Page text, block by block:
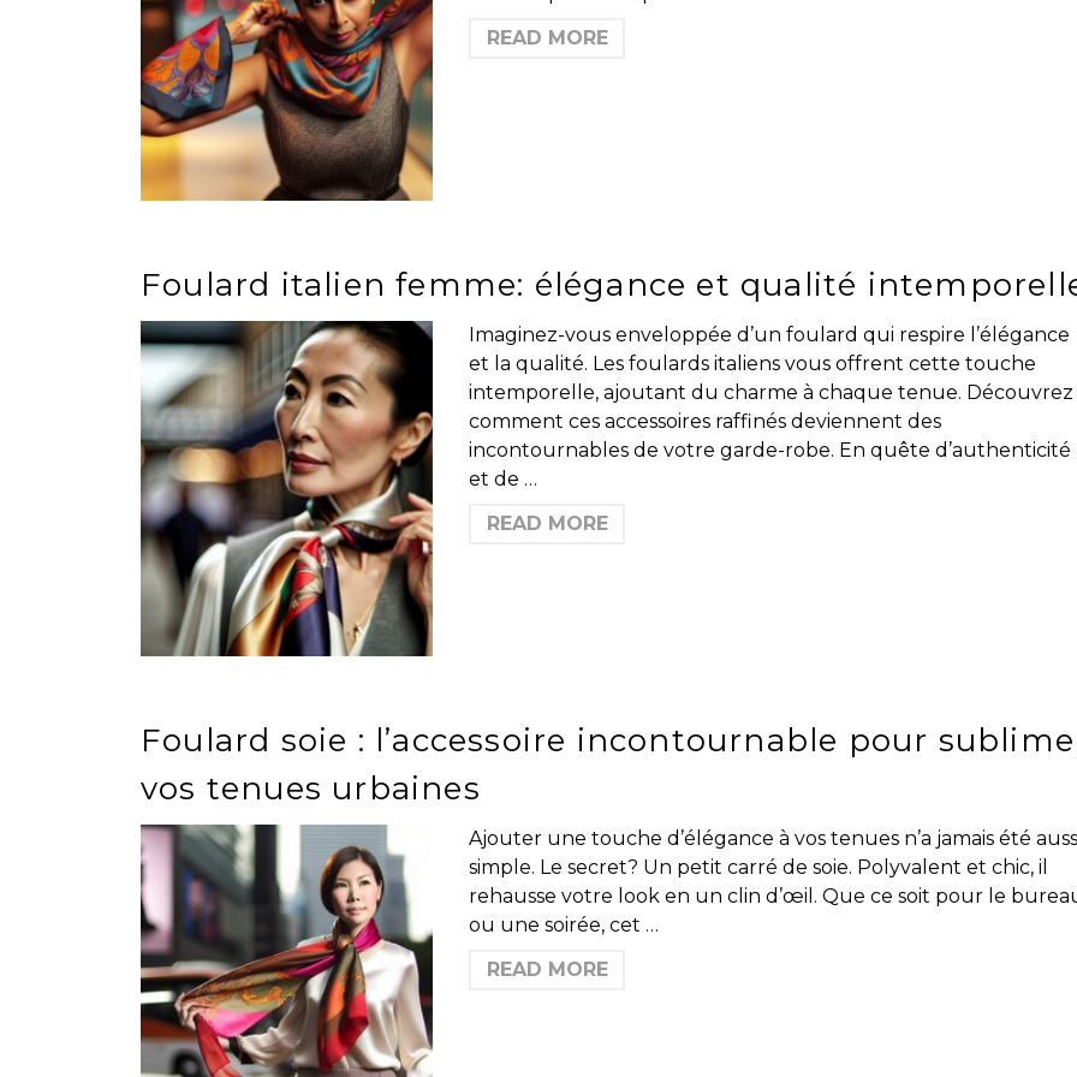
READ MORE
Foulard italien femme: élégance et qualité
Imaginez-vous enveloppée d’un foulard qui respire l’élégance
et la qualité. Les foulards italiens vous offrent cette touche
intemporelle, ajoutant du charme à chaque tenue. Découvrez
comment ces accessoires raffinés deviennent des
incontournables de votre garde-robe. En quête d’authenticité
et de …
READ MORE
Foulard soie : l’accessoire incontournable pour
vos tenues urbaines
Ajouter une touche d’élégance à vos tenues n’a jamais été
simple. Le secret? Un petit carré de soie. Polyvalent et chic, il
rehausse votre look en un clin d’œil. Que ce soit pour le
ou une soirée, cet …
READ MORE